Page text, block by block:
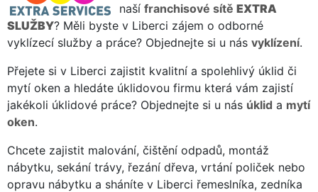
naší franchisové sítě EXTRA
SLUŽBY? Měli byste v Liberci zájem o odborné
vyklízecí služby a práce? Objednejte si u nás vyklízení.
Přejete si v Liberci zajistit kvalitní a spolehlivý úklid či
mytí oken a hledáte úklidovou firmu která vám zajistí
jakékoli úklidové práce? Objednejte si u nás úklid a mytí
oken.
Chcete zajistit malování, čištění odpadů, montáž
nábytku, sekání trávy, řezání dřeva, vrtání poliček nebo
opravu nábytku a sháníte v Liberci řemeslníka, zedníka